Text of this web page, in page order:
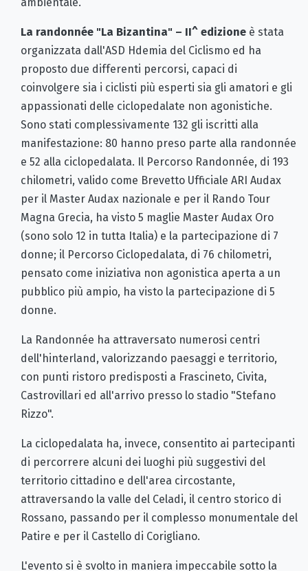
ambientale.
La randonnée "La Bizantina" – II^ edizione è stata
organizzata dall'ASD Hdemia del Ciclismo ed ha
proposto due differenti percorsi, capaci di
coinvolgere sia i ciclisti più esperti sia gli amatori e gli
appassionati delle ciclopedalate non agonistiche.
Sono stati complessivamente 132 gli iscritti alla
manifestazione: 80 hanno preso parte alla randonnée
e 52 alla ciclopedalata. Il Percorso Randonnée, di 193
chilometri, valido come Brevetto Ufficiale ARI Audax
per il Master Audax nazionale e per il Rando Tour
Magna Grecia, ha visto 5 maglie Master Audax Oro
(sono solo 12 in tutta Italia) e la partecipazione di 7
donne; il Percorso Ciclopedalata, di 76 chilometri,
pensato come iniziativa non agonistica aperta a un
pubblico più ampio, ha visto la partecipazione di 5
donne.
La Randonnée ha attraversato numerosi centri
dell'hinterland, valorizzando paesaggi e territorio,
con punti ristoro predisposti a Frascineto, Civita,
Castrovillari ed all'arrivo presso lo stadio "Stefano
Rizzo".
La ciclopedalata ha, invece, consentito ai partecipanti
di percorrere alcuni dei luoghi più suggestivi del
territorio cittadino e dell'area circostante,
attraversando la valle del Celadi, il centro storico di
Rossano, passando per il complesso monumentale del
Patire e per il Castello di Corigliano.
L'evento si è svolto in maniera impeccabile sotto la